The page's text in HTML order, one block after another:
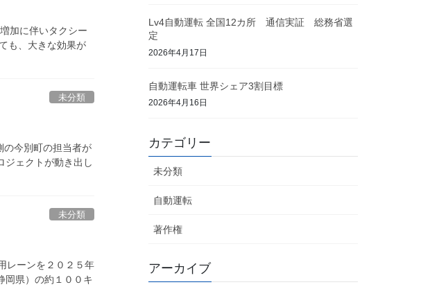
加に伴いタクシー
も、大きな効果が
未分類
の今別町の担当者が
ジェクトが動き出し
未分類
レーンを２０２５年
岡県）の約１００キ
Lv4自動運転 全国12カ所 通信実証 総務省選
定
2026年4月17日
自動運転車 世界シェア3割目標
2026年4月16日
カテゴリー
未分類
自動運転
著作権
アーカイブ